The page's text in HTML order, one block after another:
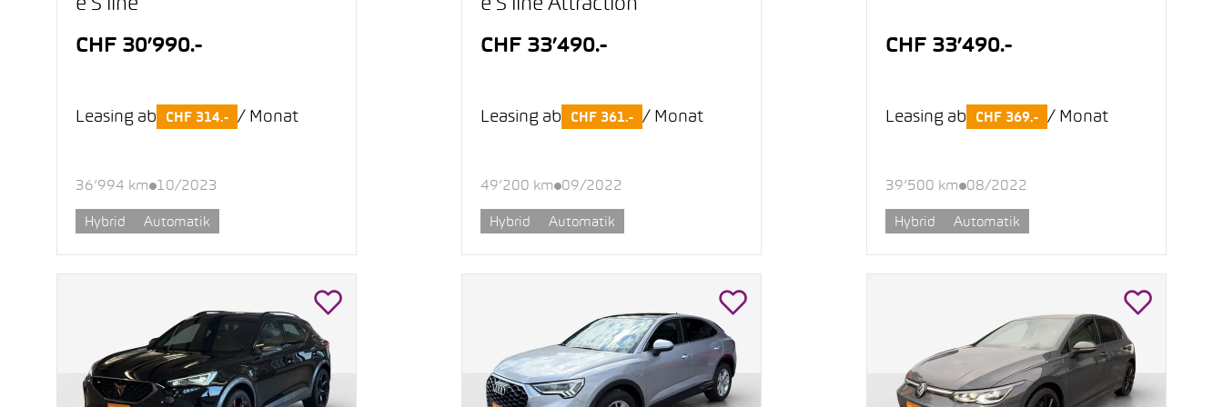
e S line
CHF 30’990.-
Leasing ab CHF 314.- / Monat
36’994 km 10/2023
Hybrid Automatik
e S line Attraction
CHF 33’490.-
Leasing ab CHF 361.- / Monat
49’200 km 09/2022
Hybrid Automatik
CHF 33’490.-
Leasing ab CHF 369.- / Monat
39’500 km 08/2022
Hybrid Automatik